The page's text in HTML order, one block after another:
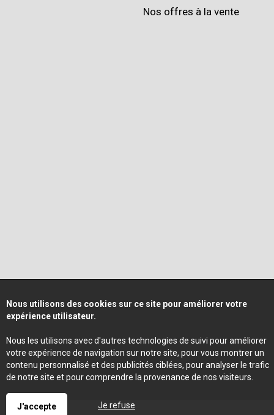
Nos offres à la vente
Nous utilisons des cookies sur ce site pour améliorer votre
expérience utilisateur.
Nous les utilisons avec d'autres technologies de suivi pour améliorer
votre expérience de navigation sur notre site, pour vous montrer un
contenu personnalisé et des publicités ciblées, pour analyser le trafic
de notre site et pour comprendre la provenance de nos visiteurs.
J'accepte Je refuse